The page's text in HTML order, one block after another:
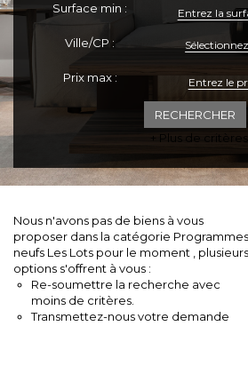
ActuCopro
CONTACT
ESPACE
Surface min :
Ville/CP :
Prix max :
+ Plus de critères
Nous n'avons pas de biens à vous
proposer dans la catégorie Programmes
neufs Les Lots pour le moment , plusieurs
options s'offrent à vous :
Re-soumettre la recherche avec
moins de critères.
Transmettez-nous votre demande